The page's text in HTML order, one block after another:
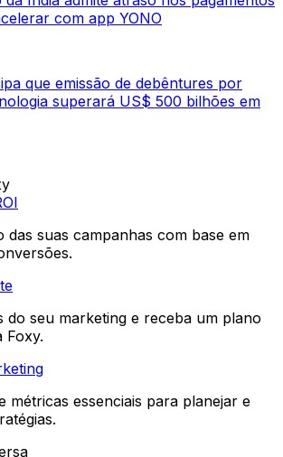
com app YONO
que emissão de debêntures por
superará US$ 500 bilhões em
das suas campanhas com base em
do seu marketing e receba um plano
Foxy.
métricas essenciais para planejar e